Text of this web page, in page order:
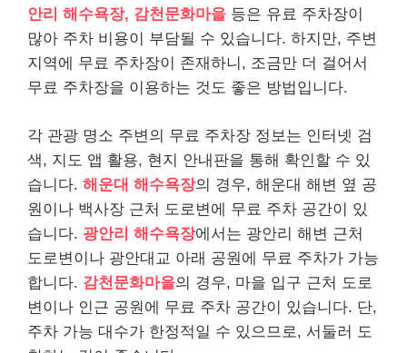
안리 해수욕장, 감천문화마을 등은 유료 주차장이
많아 주차 비용이 부담될 수 있습니다. 하지만, 주변
지역에 무료 주차장이 존재하니, 조금만 더 걸어서
무료 주차장을 이용하는 것도 좋은 방법입니다.
각 관광 명소 주변의 무료 주차장 정보는 인터넷 검
색, 지도 앱 활용, 현지 안내판을 통해 확인할 수 있
습니다. 해운대 해수욕장의 경우, 해운대 해변 옆 공
원이나 백사장 근처 도로변에 무료 주차 공간이 있
습니다. 광안리 해수욕장에서는 광안리 해변 근처
도로변이나 광안대교 아래 공원에 무료 주차가 가능
합니다. 감천문화마을의 경우, 마을 입구 근처 도로
변이나 인근 공원에 무료 주차 공간이 있습니다. 단,
주차 가능 대수가 한정적일 수 있으므로, 서둘러 도